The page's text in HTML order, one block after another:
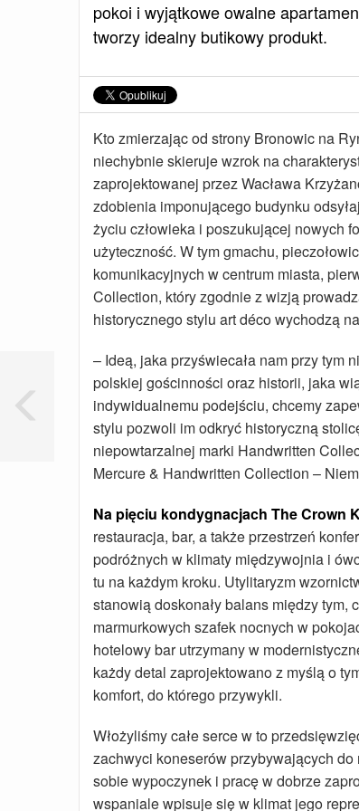
pokoi i wyjątkowe owalne
tworzy idealny butikowy produkt.
Kto zmierzając od strony Bronowic na
niechybnie skieruje wzrok na
zaprojektowanej przez Wacława
zdobienia imponującego budynku
życiu człowieka i poszukującej nowych
użyteczność. W tym gmachu,
komunikacyjnych w centrum miasta,
Collection, który zgodnie z wizją
historycznego stylu art déco wychodzą
– Ideą, jaka przyświecała nam przy tym
polskiej gościnności oraz historii, jaka
indywidualnemu podejściu, chcemy
stylu pozwoli im odkryć historyczną
niepowtarzalnej marki Handwritten
Mercure & Handwritten Collection –
Na pięciu kondygnacjach The Crown
restauracja, bar, a także przestrzeń
podróżnych w klimaty międzywojnia i
tu na każdym kroku. Utylitaryzm
stanowią doskonały balans między tym,
marmurkowych szafek nocnych w
hotelowy bar utrzymany w
każdy detal zaprojektowano z myślą o
komfort, do którego przywykli.
Włożyliśmy całe serce w to
zachwyci koneserów przybywających
sobie wypoczynek i pracę w dobrze
wspaniale wpisuje się w klimat jego